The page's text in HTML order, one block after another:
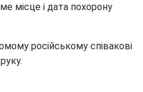
місце і дата похорону
російському співакові